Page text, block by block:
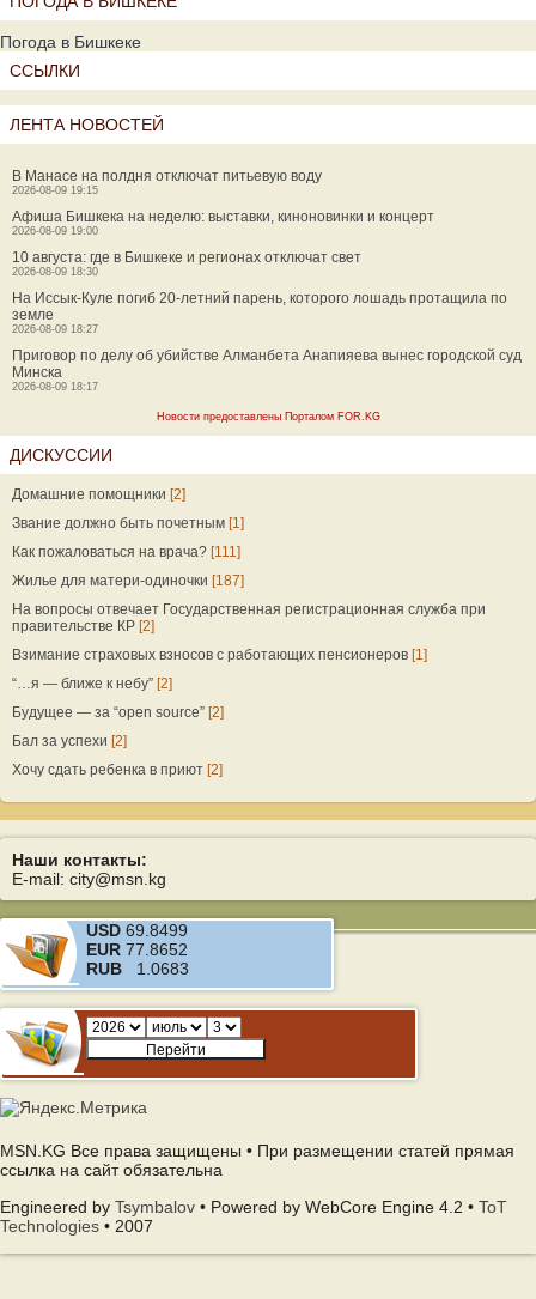
Погода в Бишкеке
ССЫЛКИ
ЛЕНТА НОВОСТЕЙ
В Манасе на полдня отключат питьевую воду
2026-08-09 19:15
Афиша Бишкека на неделю: выставки, киноновинки и концерт
2026-08-09 19:00
10 августа: где в Бишкеке и регионах отключат свет
2026-08-09 18:30
На Иссык-Куле погиб 20-летний парень, которого лошадь протащила по
земле
2026-08-09 18:27
Приговор по делу об убийстве Алманбета Анапияева вынес городской суд
Минска
2026-08-09 18:17
Новости предоставлены Порталом FOR.KG
ДИСКУССИИ
Домашние помощники [2]
Звание должно быть почетным [1]
Как пожаловаться на врача? [111]
Жилье для матери-одиночки [187]
На вопросы отвечает Государственная регистрационная служба при
правительстве КР [2]
Взимание страховых взносов с работающих пенсионеров [1]
“…я — ближе к небу” [2]
Будущее — за “open source” [2]
Бал за успехи [2]
Хочу сдать ребенка в приют [2]
Наши контакты:
E-mail: city@msn.kg
USD 69.8499
EUR 77.8652
RUB 1.0683
MSN.KG Все права защищены • При размещении статей прямая
ссылка на сайт обязательна
Engineered by Tsymbalov • Powered by WebCore Engine 4.2 • ToT
Technologies • 2007